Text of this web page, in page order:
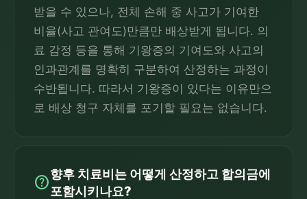
받을 수 있으나, 전체 손해 중 사고가 기여한
비율(사고 관여도)만큼만 배상받게 됩니다. 의
료 감정 등을 통해 기왕증의 기여도와 사고의
인과관계를 명확히 구분하여 산정하는 과정이
수반됩니다. 따라서 기왕증이 있다는 이유만으
로 배상 청구 자체를 포기할 필요는 없습니다.
help향후 치료비는 어떻게 산정하고 합의금에
포함시키나요?